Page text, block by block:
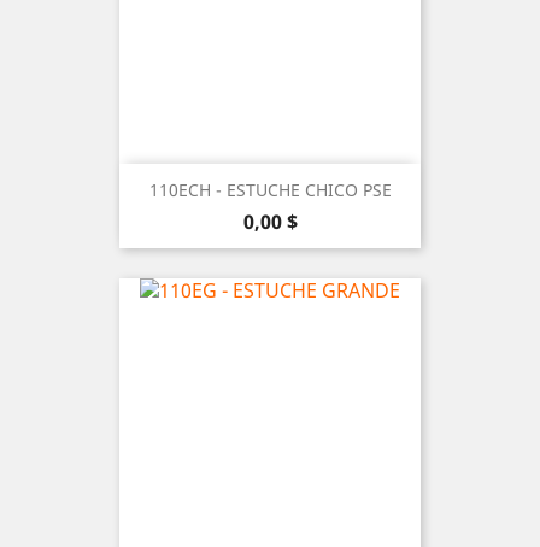
110ECH - ESTUCHE CHICO PSE
Precio
0,00 $